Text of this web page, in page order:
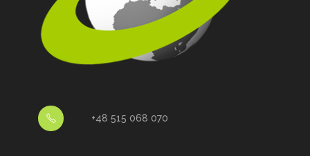
+48 515 068 070